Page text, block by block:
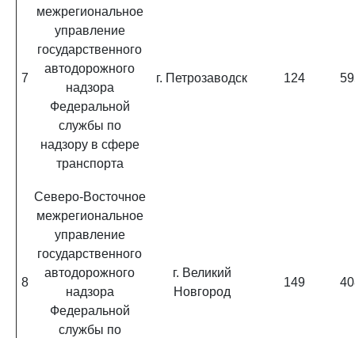
7
межрегиональное
управление
государственного
автодорожного
надзора
Федеральной
службы по
надзору в сфере
транспорта
г. Петрозаводск 124
8
Северо-Восточное
межрегиональное
управление
государственного
автодорожного
надзора
Федеральной
службы по
г. Великий
Новгород
149